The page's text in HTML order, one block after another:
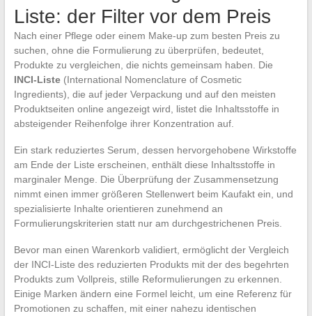
Liste: der Filter vor dem Preis
Nach einer Pflege oder einem Make-up zum besten Preis zu
suchen, ohne die Formulierung zu überprüfen, bedeutet,
Produkte zu vergleichen, die nichts gemeinsam haben. Die
INCI-Liste(International Nomenclature of Cosmetic
Ingredients), die auf jeder Verpackung und auf den meisten
Produktseiten online angezeigt wird, listet die Inhaltsstoffe in
absteigender Reihenfolge ihrer Konzentration auf.
Ein stark reduziertes Serum, dessen hervorgehobene Wirkstoffe
am Ende der Liste erscheinen, enthält diese Inhaltsstoffe in
marginaler Menge. Die Überprüfung der Zusammensetzung
nimmt einen immer größeren Stellenwert beim Kaufakt ein, und
spezialisierte Inhalte orientieren zunehmend an
Formulierungskriterien statt nur am durchgestrichenen Preis.
Bevor man einen Warenkorb validiert, ermöglicht der Vergleich
der INCI-Liste des reduzierten Produkts mit der des begehrten
Produkts zum Vollpreis, stille Reformulierungen zu erkennen.
Einige Marken ändern eine Formel leicht, um eine Referenz für
Promotionen zu schaffen, mit einer nahezu identischen